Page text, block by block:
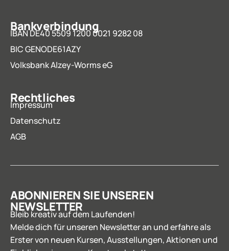
Bankverbindung
IBAN DE40 5509 1200 0021 9282 08
BIC GENODE61AZY
Volksbank Alzey-Worms eG
Rechtliches
Impressum
Datenschutz
AGB
ABONNIEREN SIE UNSEREN
NEWSLETTER
Bleib kreativ auf dem Laufenden!
Melde dich für unseren Newsletter an und erfahre als
Erster von neuen Kursen, Ausstellungen, Aktionen und